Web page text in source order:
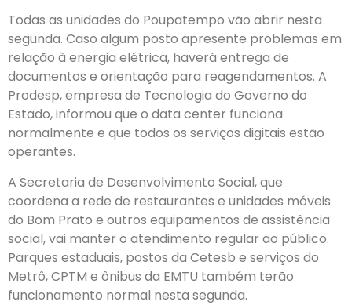
Todas as unidades do Poupatempo vão abrir nesta
segunda. Caso algum posto apresente problemas em
relação à energia elétrica, haverá entrega de
documentos e orientação para reagendamentos. A
Prodesp, empresa de Tecnologia do Governo do
Estado, informou que o data center funciona
normalmente e que todos os serviços digitais estão
operantes.
A Secretaria de Desenvolvimento Social, que
coordena a rede de restaurantes e unidades móveis
do Bom Prato e outros equipamentos de assistência
social, vai manter o atendimento regular ao público.
Parques estaduais, postos da Cetesb e serviços do
Metrô, CPTM e ônibus da EMTU também terão
funcionamento normal nesta segunda.